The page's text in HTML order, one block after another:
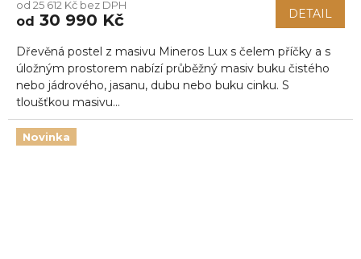
od 25 612 Kč bez DPH
od 30 990 Kč DETAIL
Dřevěná postel z masivu Mineros Lux s čelem příčky a s
úložným prostorem nabízí průběžný masiv buku čistého
nebo jádrového, jasanu, dubu nebo buku cinku. S
tloušťkou masivu...
Novinka